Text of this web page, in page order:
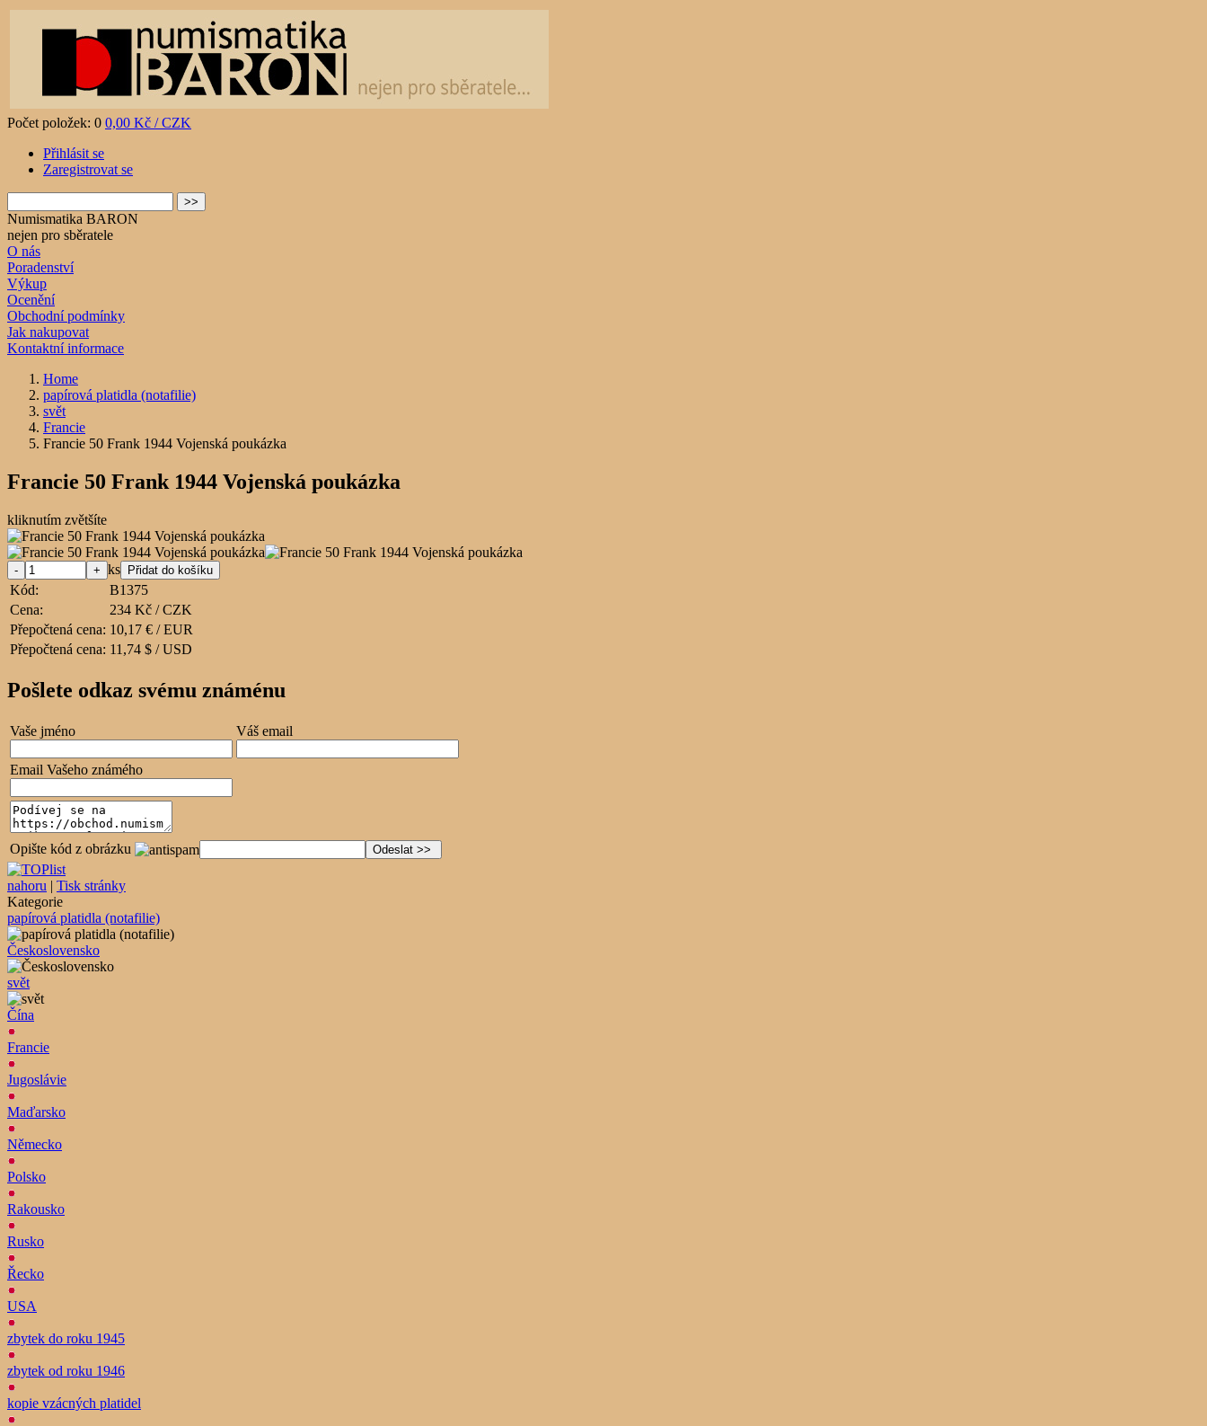
Počet položek: 0 0,00 Kč / CZK
Přihlásit se
Zaregistrovat se
Numismatika BARON
nejen pro sběratele
O nás
Poradenství
Výkup
Ocenění
Obchodní podmínky
Jak nakupovat
Kontaktní informace
Home
papírová platidla (notafilie)
svět
Francie
Francie 50 Frank 1944 Vojenská poukázka
Francie 50 Frank 1944 Vojenská poukázka
kliknutím zvětšíte
ks
Kód:
B1375
Cena:
234 Kč / CZK
Přepočtená cena: 10,17 € / EUR
Přepočtená cena: 11,74 $ / USD
Pošlete odkaz svému známénu
Vaše jméno Váš email
Email Vašeho známého
Opište kód z obrázku
nahoru | Tisk stránky
Kategorie
papírová platidla (notafilie)
Československo
svět
Čína
Francie
Jugoslávie
Maďarsko
Německo
Polsko
Rakousko
Rusko
Řecko
USA
zbytek do roku 1945
zbytek od roku 1946
kopie vzácných platidel